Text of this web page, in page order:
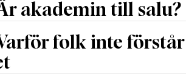
akademin till salu?
folk inte förstår